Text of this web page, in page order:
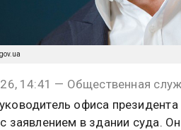
14:41 — Общественная
офиса
заявлением в здании суда.